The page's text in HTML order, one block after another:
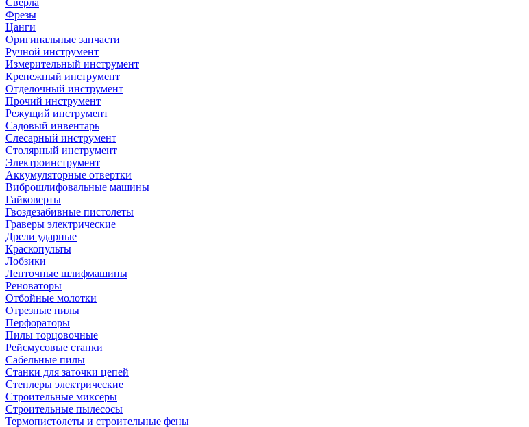
Сверла
Фрезы
Цанги
Оригинальные запчасти
Ручной инструмент
Измерительный инструмент
Крепежный инструмент
Отделочный инструмент
Прочий инструмент
Режущий инструмент
Садовый инвентарь
Слесарный инструмент
Столярный инструмент
Электроинструмент
Аккумуляторные отвертки
Виброшлифовальные машины
Гайковерты
Гвоздезабивные пистолеты
Граверы электрические
Дрели ударные
Краскопульты
Лобзики
Ленточные шлифмашины
Реноваторы
Отбойные молотки
Отрезные пилы
Перфораторы
Пилы торцовочные
Рейсмусовые станки
Сабельные пилы
Станки для заточки цепей
Степлеры электрические
Строительные миксеры
Строительные пылесосы
Термопистолеты и строительные фены